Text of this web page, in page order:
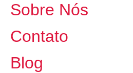
Sobre Nós
Contato
Blog